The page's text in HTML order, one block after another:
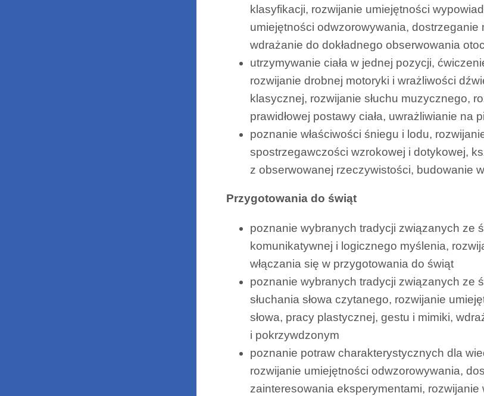
klasyfikacji, rozwijanie umiejętności
umiejętności odwzorowywania,
wdrażanie do dokładnego obserwowania
utrzymywanie ciała w jednej pozycji,
rozwijanie drobnej motoryki i wrażliwości
klasycznej, rozwijanie słuchu muzycznego,
prawidłowej postawy ciała, uwrażliwianie na
poznanie właściwości śniegu i lodu,
spostrzegawczości wzrokowej i dotykowej,
z obserwowanej rzeczywistości, budowanie
Przygotowania do świąt
poznanie wybranych tradycji związanych ze
komunikatywnej i logicznego myślenia,
włączania się w przygotowania do świąt
poznanie wybranych tradycji związanych ze
słuchania słowa czytanego, rozwijanie
słowa, pracy plastycznej, gestu i mimiki,
i pokrzywdzonym
poznanie potraw charakterystycznych dla
rozwijanie umiejętności odwzorowywania,
zainteresowania eksperymentami,